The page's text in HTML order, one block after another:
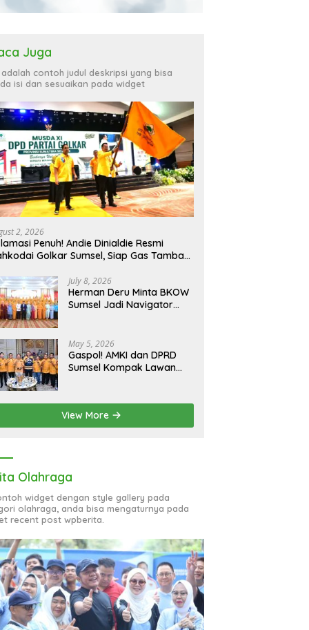
Juga
adalah contoh judul deskripsi yang bisa
isi dan sesuaikan pada widget
2, 2026
Penuh! Andie Dinialdie Resmi
Golkar Sumsel, Siap Gas Tambah
July 8, 2026
Herman Deru Minta BKOW
Sumsel Jadi Navigator
May 5, 2026
Gaspol! AMKI dan DPRD
Sumsel Kompak Lawan
View More
Olahraga
widget dengan style gallery pada
olahraga, anda bisa mengaturnya pada
recent post wpberita.